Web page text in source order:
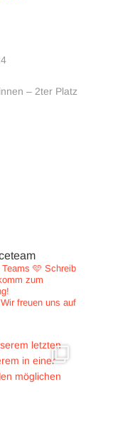
– 2ter Platz
🩵 Schreib
zum
Wir freuen uns auf